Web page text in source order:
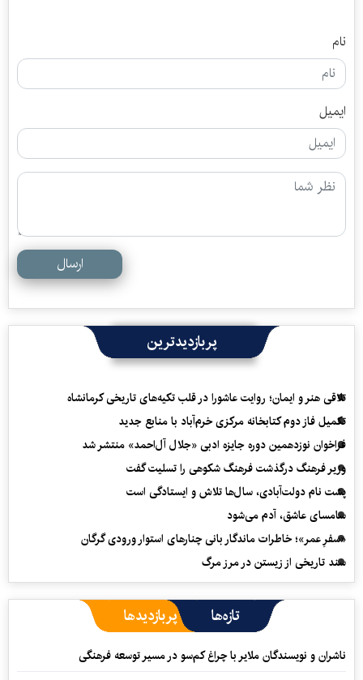
نام
ایمیل
ارسال
پربازدیدترین
تلاقی هنر و ایمان؛ روایت عاشورا در قلب تکیه‌های تاریخی کرمانشاه
تکمیل فاز دوم کتابخانه مرکزی خرم‌آباد با منابع جدید
فراخوان نوزدهمین دوره جایزه ادبی «جلال آل‌احمد» منتشر شد
وزیر فرهنگ درگذشت فرهنگ شکوهی را تسلیت گفت
پشت نام دولت‌آبادی، سال‌ها تلاش و ایستادگی است
سامسای عاشق، آدم می‌شود
«سفرِ عمر»؛ خاطرات ماندگار بانی چنارهای استوار ورودی گرگان
سند تاریخی از زیستن در مرز مرگ
تازه‌ها پربازدیدها
ناشران و نویسندگان ملایر با چراغ کم‌سو در مسیر توسعه فرهنگی